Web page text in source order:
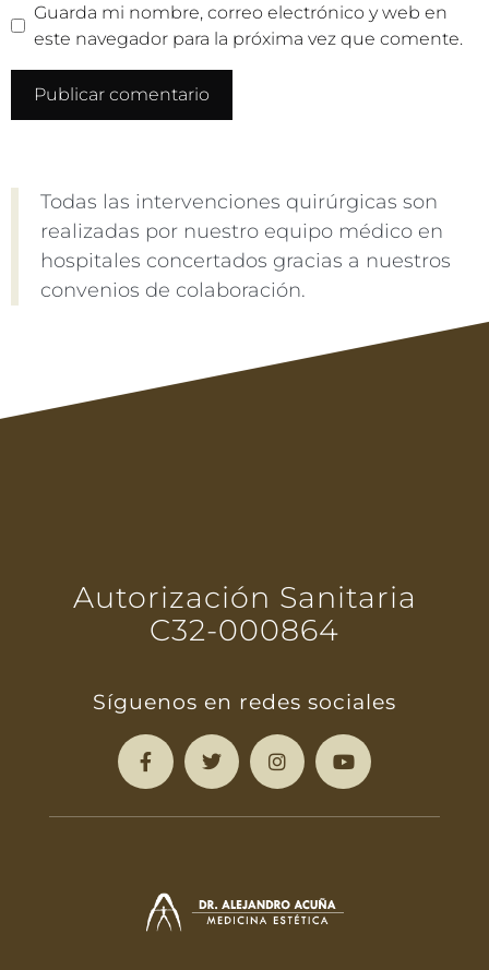
Guarda mi nombre, correo electrónico y web en
este navegador para la próxima vez que comente.
Todas las intervenciones quirúrgicas son
realizadas por nuestro equipo médico en
hospitales concertados gracias a nuestros
convenios de colaboración.
Autorización Sanitaria
C32-000864
Síguenos en redes sociales